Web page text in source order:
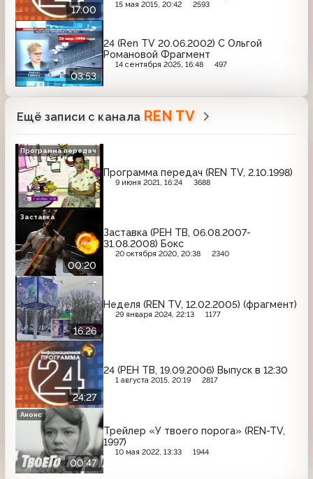
17:00
фестиваля "Кинотавр" в Сочи
15 мая 2015, 20:42 2593
03:53
24 (Ren TV 20.06.2002) С Ольгой
Романовой Фрагмент
14 сентября 2025, 16:48 497
Ещё записи с канала REN TV
Программа передач (REN TV, 2.10.1998)
9 июня 2021, 16:24 3688
Программа передач
00:20
Заставка (РЕН ТВ, 06.08.2007-
31.08.2008) Бокс
20 октября 2020, 20:38 2340
Заставка
16:26
Неделя (REN TV, 12.02.2005) (фрагмент)
29 января 2024, 22:13 1177
24:27
24 (РЕН ТВ, 19.09.2006) Выпуск в 12:30
1 августа 2015, 20:19 2817
00:47
Трейлер «У твоего порога» (REN-TV,
1997)
10 мая 2022, 13:33 1944
Анонс